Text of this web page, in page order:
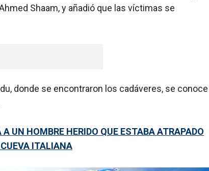
Shaam, y añadió que las víctimas se
donde se encontraron los cadáveres, se conoce
UN HOMBRE HERIDO QUE ESTABA ATRAPADO
ITALIANA